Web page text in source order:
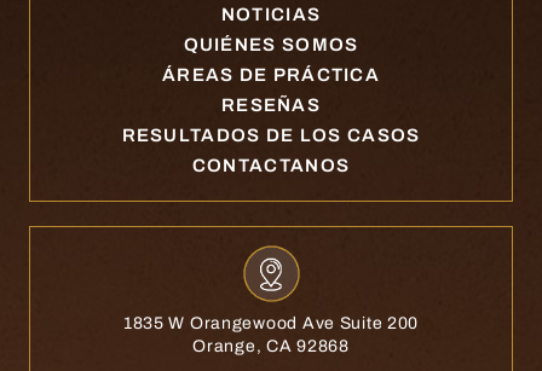
NOTICIAS
QUIÉNES SOMOS
ÁREAS DE PRÁCTICA
RESEÑAS
RESULTADOS DE LOS CASOS
CONTACTANOS
1835 W Orangewood Ave Suite 200
Orange, CA 92868